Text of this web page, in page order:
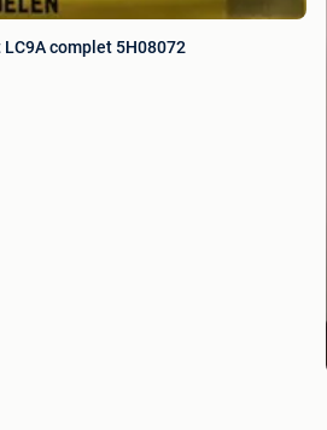
complet 5H08072